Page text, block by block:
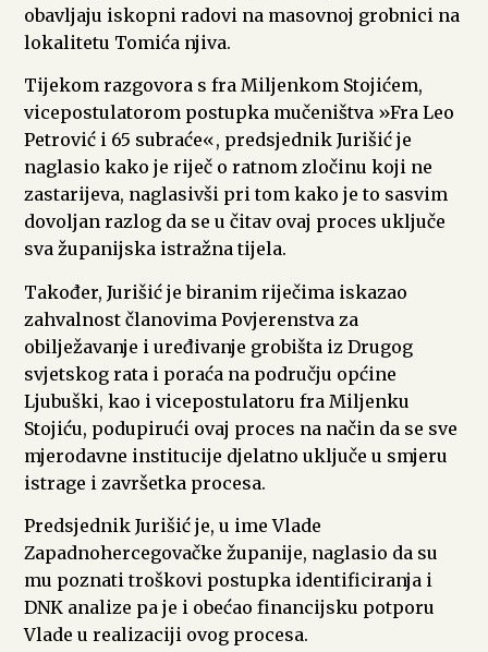
obavljaju iskopni radovi na masovnoj grobnici na
lokalitetu Tomića njiva.
Tijekom razgovora s fra Miljenkom Stojićem,
vicepostulatorom postupka mučeništva »Fra Leo
Petrović i 65 subraće«, predsjednik Jurišić je
naglasio kako je riječ o ratnom zločinu koji ne
zastarijeva, naglasivši pri tom kako je to sasvim
dovoljan razlog da se u čitav ovaj proces uključe
sva županijska istražna tijela.
Također, Jurišić je biranim riječima iskazao
zahvalnost članovima Povjerenstva za
obilježavanje i uređivanje grobišta iz Drugog
svjetskog rata i poraća na području općine
Ljubuški, kao i vicepostulatoru fra Miljenku
Stojiću, podupirući ovaj proces na način da se sve
mjerodavne institucije djelatno uključe u smjeru
istrage i završetka procesa.
Predsjednik Jurišić je, u ime Vlade
Zapadnohercegovačke županije, naglasio da su
mu poznati troškovi postupka identificiranja i
DNK analize pa je i obećao financijsku potporu
Vlade u realizaciji ovog procesa.